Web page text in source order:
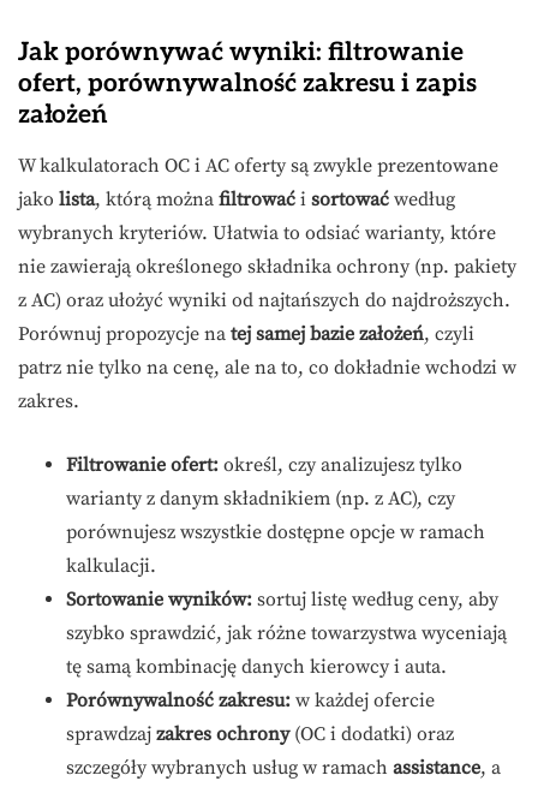
Jak porównywać wyniki: filtrowanie
ofert, porównywalność zakresu i zapis
założeń
W kalkulatorach OC i AC oferty są zwykle prezentowane
jako lista, którą można filtrować i sortować według
wybranych kryteriów. Ułatwia to odsiać warianty, które
nie zawierają określonego składnika ochrony (np. pakiety
z AC) oraz ułożyć wyniki od najtańszych do najdroższych.
Porównuj propozycje na tej samej bazie założeń, czyli
patrz nie tylko na cenę, ale na to, co dokładnie wchodzi w
zakres.
Filtrowanie ofert: określ, czy analizujesz tylko
warianty z danym składnikiem (np. z AC), czy
porównujesz wszystkie dostępne opcje w ramach
kalkulacji.
Sortowanie wyników: sortuj listę według ceny, aby
szybko sprawdzić, jak różne towarzystwa wyceniają
tę samą kombinację danych kierowcy i auta.
Porównywalność zakresu: w każdej ofercie
sprawdzaj zakres ochrony(OC i dodatki) oraz
szczegóły wybranych usług w ramach assistance, a